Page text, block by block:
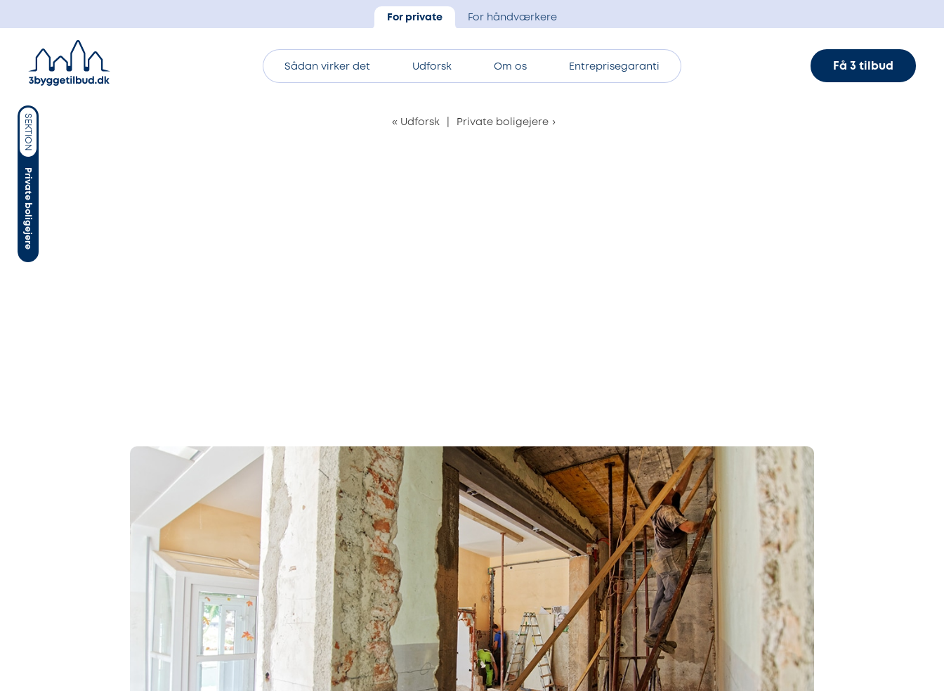
For private For håndværkere
Sådan virker det Udforsk Om os Entreprisegaranti Få 3 tilbud
SEKTION
Private boligejere
« Udforsk Private boligejere ›